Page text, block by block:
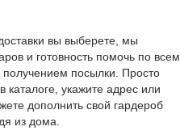
вы выберете, мы
и готовность помочь по всем
посылки. Просто
укажите адрес или
дополнить свой гардероб
из дома.